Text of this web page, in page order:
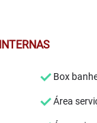
Box
Área